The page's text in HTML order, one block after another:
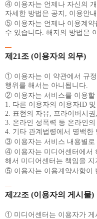
④ 이용자는 언제나 자신의
자세한 방법은 공지, 이용안
⑤ 이용자는 언제나 이용계약
수 있습니다. 해지의 방법은
제21조 (이용자의 의무)
① 이용자는 이 약관에서 규
행위를 해서는 아니됩니다.
② 이용자는 서비스를 이용할
1. 다른 이용자의 이용자ID
2. 표현의 자유, 프라이버시
3. 온라인 성폭력 등 온라인
4. 기타 관계법령에서 명백한
③ 이용자는 서비스 내용별로
④ 이용자는 미디어센터에서
해서 미디어센터는 책임을 지
⑤ 이용자는 이용계약사항이
제22조 (이용자의 게시물)
① 미디어센터는 이용자가 게